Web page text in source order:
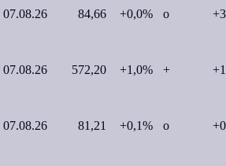
07.08.26 84,66 +0,0% o
07.08.26 572,20 +1,0% +
07.08.26 81,21 +0,1% o